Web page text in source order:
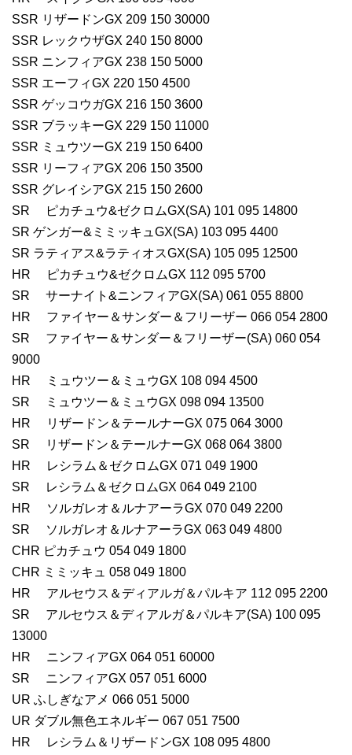
SSR リザードンGX 209 150 30000
SSR レックウザGX 240 150 8000
SSR ニンフィアGX 238 150 5000
SSR エーフィGX 220 150 4500
SSR ゲッコウガGX 216 150 3600
SSR ブラッキーGX 229 150 11000
SSR ミュウツーGX 219 150 6400
SSR リーフィアGX 206 150 3500
SSR グレイシアGX 215 150 2600
SR ピカチュウ&ゼクロムGX(SA) 101 095 14800
SR ゲンガー&ミミッキュGX(SA) 103 095 4400
SR ラティアス&ラティオスGX(SA) 105 095 12500
HR ピカチュウ&ゼクロムGX 112 095 5700
SR サーナイト&ニンフィアGX(SA) 061 055 8800
HR ファイヤー＆サンダー＆フリーザー 066 054 2800
SR ファイヤー＆サンダー＆フリーザー(SA) 060 054
9000
HR ミュウツー＆ミュウGX 108 094 4500
SR ミュウツー＆ミュウGX 098 094 13500
HR リザードン＆テールナーGX 075 064 3000
SR リザードン＆テールナーGX 068 064 3800
HR レシラム＆ゼクロムGX 071 049 1900
SR レシラム＆ゼクロムGX 064 049 2100
HR ソルガレオ＆ルナアーラGX 070 049 2200
SR ソルガレオ＆ルナアーラGX 063 049 4800
CHR ピカチュウ 054 049 1800
CHR ミミッキュ 058 049 1800
HR アルセウス＆ディアルガ＆パルキア 112 095 2200
SR アルセウス＆ディアルガ＆パルキア(SA) 100 095
13000
HR ニンフィアGX 064 051 60000
SR ニンフィアGX 057 051 6000
UR ふしぎなアメ 066 051 5000
UR ダブル無色エネルギー 067 051 7500
HR レシラム＆リザードンGX 108 095 4800